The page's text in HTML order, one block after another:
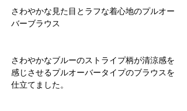
さわやかな見た目とラフな着心地のプルオー
バーブラウス
さわやかなブルーのストライプ柄が清涼感を
感じさせるプルオーバータイプのブラウスを
仕立てました。